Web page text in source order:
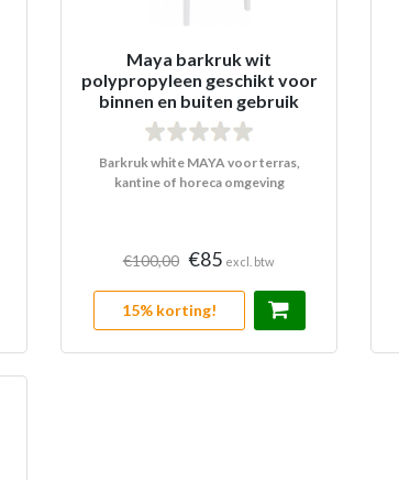
Maya barkruk wit
polypropyleen geschikt voor
binnen en buiten gebruik
Barkruk white MAYA voor terras,
kantine of horeca omgeving
€100,00 €85 excl. btw
15% korting!